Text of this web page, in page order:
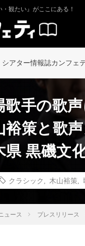
観たい』がここにある！
シアター情報誌カンフェ
歌手の歌
裕策と歌
県 黒磯文
クラシック 木山裕策
ュース プレスリリース